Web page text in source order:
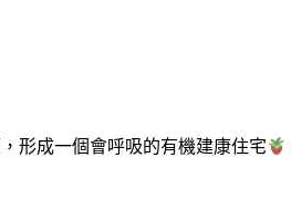
形成一個會呼吸的有機建康住宅